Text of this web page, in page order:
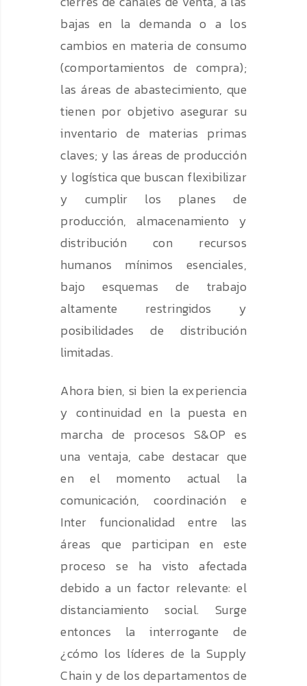
bajas en la demanda o a los
cambios en materia de consumo
(comportamientos de compra);
las áreas de abastecimiento, que
tienen por objetivo asegurar su
inventario de materias primas
claves; y las áreas de producción
y logística que buscan flexibilizar
y cumplir los planes de
producción, almacenamiento y
distribución con recursos
humanos mínimos esenciales,
bajo esquemas de trabajo
altamente restringidos y
posibilidades de distribución
limitadas.
Ahora bien, si bien la experiencia
y continuidad en la puesta en
marcha de procesos S&OP es
una ventaja, cabe destacar que
en el momento actual la
comunicación, coordinación e
Inter funcionalidad entre las
áreas que participan en este
proceso se ha visto afectada
debido a un factor relevante: el
distanciamiento social. Surge
entonces la interrogante de
¿cómo los líderes de la Supply
Chain y de los departamentos de